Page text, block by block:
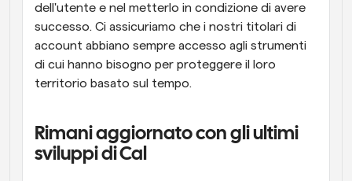
dell'utente e nel metterlo in condizione di avere
successo. Ci assicuriamo che i nostri titolari di
account abbiano sempre accesso agli strumenti
di cui hanno bisogno per proteggere il loro
territorio basato sul tempo.
Rimani aggiornato con gli ultimi
sviluppi di Cal